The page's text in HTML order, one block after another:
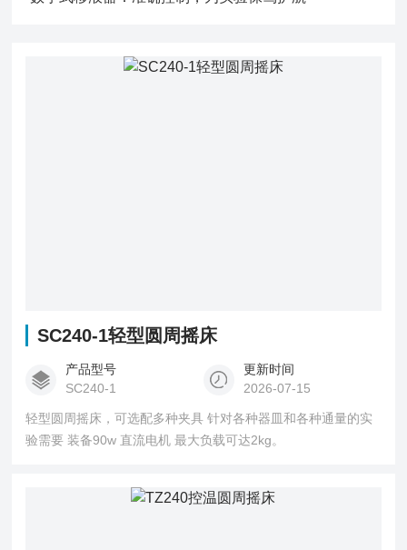
SC240-1轻型圆周摇床
产品型号
SC240-1
更新时间
2026-07-15
轻型圆周摇床，可选配多种夹具 针对各种器皿和各种通量的实
验需要 装备90w 直流电机 最大负载可达2kg。